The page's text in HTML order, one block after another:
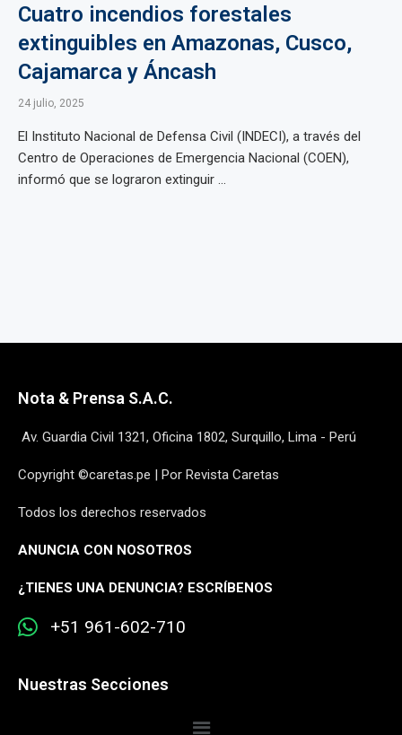
Cuatro incendios forestales
extinguibles en Amazonas, Cusco,
Cajamarca y Áncash
24 julio, 2025
El Instituto Nacional de Defensa Civil (INDECI), a través del
Centro de Operaciones de Emergencia Nacional (COEN),
informó que se lograron extinguir ...
Nota & Prensa S.A.C.
Av. Guardia Civil 1321, Oficina 1802, Surquillo, Lima - Perú
Copyright ©caretas.pe | Por Revista Caretas
Todos los derechos reservados
ANUNCIA CON NOSOTROS
¿TIENES UNA DENUNCIA? ESCRÍBENOS
+51 961-602-710
Nuestras Secciones